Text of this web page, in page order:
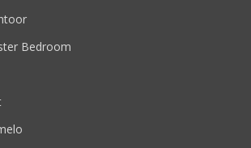
Bedroom